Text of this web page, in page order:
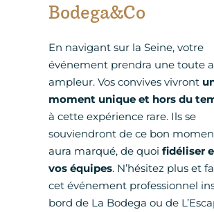
Bodega&Co
En navigant sur la Seine, votre
événement prendra une toute
ampleur. Vos convives vivront
moment unique et hors du
à cette expérience rare. Ils se
souviendront de ce bon
aura marqué, de quoi fidéliser
vos équipes. N’hésitez plus et
cet événement professionnel
bord de La Bodega ou de